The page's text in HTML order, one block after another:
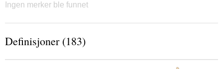
Ingen merker ble funnet
Definisjoner (183)